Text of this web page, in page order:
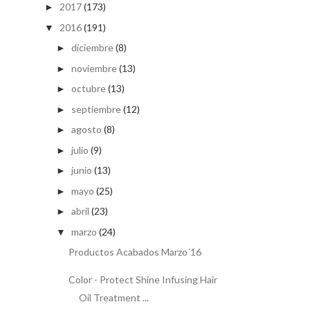
► 2017(173)
▼ 2016(191)
► diciembre(8)
► noviembre(13)
► octubre(13)
► septiembre(12)
► agosto (8)
► julio (9)
► junio (13)
► mayo (25)
► abril (23)
▼ marzo (24)
Productos Acabados Marzo´16
Color - Protect Shine Infusing Hair
Oil Treatment ...